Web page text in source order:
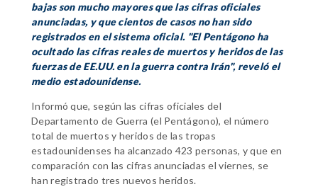
bajas son mucho mayores que las cifras oficiales
anunciadas, y que cientos de casos no han sido
registrados en el sistema oficial. "El Pentágono ha
ocultado las cifras reales de muertos y heridos de las
fuerzas de EE.UU. en la guerra contra Irán", reveló el
medio estadounidense.
Informó que, según las cifras oficiales del
Departamento de Guerra (el Pentágono), el número
total de muertos y heridos de las tropas
estadounidenses ha alcanzado 423 personas, y que en
comparación con las cifras anunciadas el viernes, se
han registrado tres nuevos heridos.